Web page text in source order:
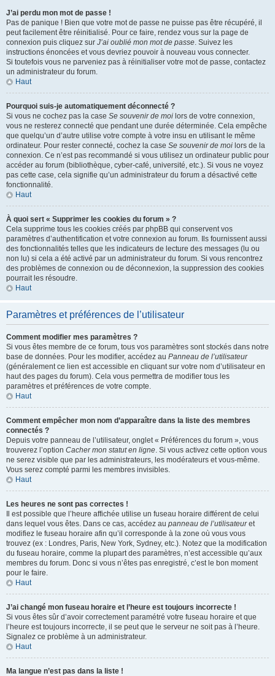
J’ai perdu mon mot de passe !
Pas de panique ! Bien que votre mot de passe ne puisse pas être récupéré, il
peut facilement être réinitialisé. Pour ce faire, rendez vous sur la page de
connexion puis cliquez sur J’ai oublié mon mot de passe. Suivez les
instructions énoncées et vous devriez pouvoir à nouveau vous connecter.
Si toutefois vous ne parveniez pas à réinitialiser votre mot de passe, contactez
un administrateur du forum.
Haut
Pourquoi suis-je automatiquement déconnecté ?
Si vous ne cochez pas la case Se souvenir de moi lors de votre connexion,
vous ne resterez connecté que pendant une durée déterminée. Cela empêche
que quelqu’un d’autre utilise votre compte à votre insu en utilisant le même
ordinateur. Pour rester connecté, cochez la case Se souvenir de moi lors de la
connexion. Ce n’est pas recommandé si vous utilisez un ordinateur public pour
accéder au forum (bibliothèque, cyber-café, université, etc.). Si vous ne voyez
pas cette case, cela signifie qu’un administrateur du forum a désactivé cette
fonctionnalité.
Haut
À quoi sert « Supprimer les cookies du forum » ?
Cela supprime tous les cookies créés par phpBB qui conservent vos
paramètres d’authentification et votre connexion au forum. Ils fournissent aussi
des fonctionnalités telles que les indicateurs de lecture des messages (lu ou
non lu) si cela a été activé par un administrateur du forum. Si vous rencontrez
des problèmes de connexion ou de déconnexion, la suppression des cookies
pourrait les résoudre.
Haut
Paramètres et préférences de l’utilisateur
Comment modifier mes paramètres ?
Si vous êtes membre de ce forum, tous vos paramètres sont stockés dans notre
base de données. Pour les modifier, accédez au Panneau de l’utilisateur
(généralement ce lien est accessible en cliquant sur votre nom d’utilisateur en
haut des pages du forum). Cela vous permettra de modifier tous les
paramètres et préférences de votre compte.
Haut
Comment empêcher mon nom d’apparaître dans la liste des membres
connectés ?
Depuis votre panneau de l’utilisateur, onglet « Préférences du forum », vous
trouverez l’option Cacher mon statut en ligne. Si vous activez cette option vous
ne serez visible que par les administrateurs, les modérateurs et vous-même.
Vous serez compté parmi les membres invisibles.
Haut
Les heures ne sont pas correctes !
Il est possible que l’heure affichée utilise un fuseau horaire différent de celui
dans lequel vous êtes. Dans ce cas, accédez au panneau de l’utilisateuret
modifiez le fuseau horaire afin qu’il corresponde à la zone où vous vous
trouvez (ex : Londres, Paris, New York, Sydney, etc.). Notez que la modification
du fuseau horaire, comme la plupart des paramètres, n’est accessible qu’aux
membres du forum. Donc si vous n’êtes pas enregistré, c’est le bon moment
pour le faire.
Haut
J’ai changé mon fuseau horaire et l’heure est toujours incorrecte !
Si vous êtes sûr d’avoir correctement paramétré votre fuseau horaire et que
l’heure est toujours incorrecte, il se peut que le serveur ne soit pas à l’heure.
Signalez ce problème à un administrateur.
Haut
Ma langue n’est pas dans la liste !